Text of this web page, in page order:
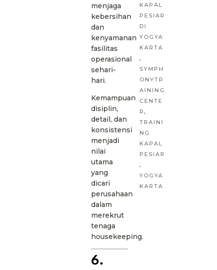
menjaga
kebersihan
dan
kenyamanan
fasilitas
operasional
sehari-
hari.
Kemampuan
disiplin,
detail, dan
konsistensi
menjadi
nilai
utama
yang
dicari
perusahaan
dalam
merekrut
tenaga
housekeeping.
6.
KAPAL
PESIAR
DI
YOGYA
KARTA
,
SYMPH
ONYTR
AINING
CENTE
R ,
TRAINI
NG
KAPAL
PESIAR
,
YOGYA
KARTA